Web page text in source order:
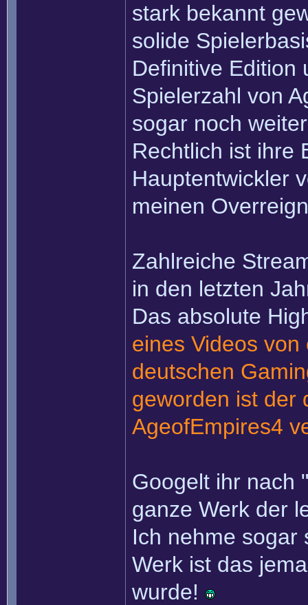
stark bekannt
solide
Definitive Edition
Spielerzahl von
sogar noch
Rechtlich ist ihre
Hauptentwickler
meinen
Zahlreiche
in den letzten
Das absolute
eines Videos
deutschen
geworden ist der
AgeofEmpires4
Googelt ihr nach
ganze Werk der
Ich nehme sogar
Werk ist das
wurde!